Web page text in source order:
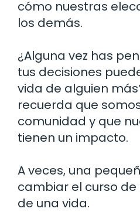
cómo nuestras
los demás.
¿Alguna vez has
tus decisiones
vida de alguien
recuerda que
comunidad y que
tienen un impacto.
A veces, una
cambiar el curso de
de una vida.